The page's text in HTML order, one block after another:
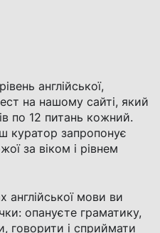
англійської,
на нашому сайті, який
по 12 питань кожний.
куратор запропонує
за віком і рівнем
англійської мови ви
опануєте граматику,
говорити і сприймати